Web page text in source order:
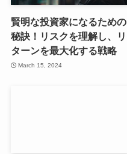
賢明な投資家になるための
秘訣！リスクを理解し、リ
ターンを最大化する戦略
March 15, 2024